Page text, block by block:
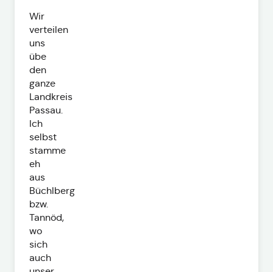
Wir
verteilen
uns
übe
den
ganze
Landkreis
Passau.
Ich
selbst
stamme
eh
aus
Büchlberg
bzw.
Tannöd,
wo
sich
auch